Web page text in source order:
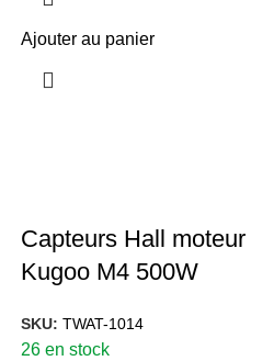
Ajouter au panier
Capteurs Hall moteur
Kugoo M4 500W
SKU: TWAT-1014
26 en stock